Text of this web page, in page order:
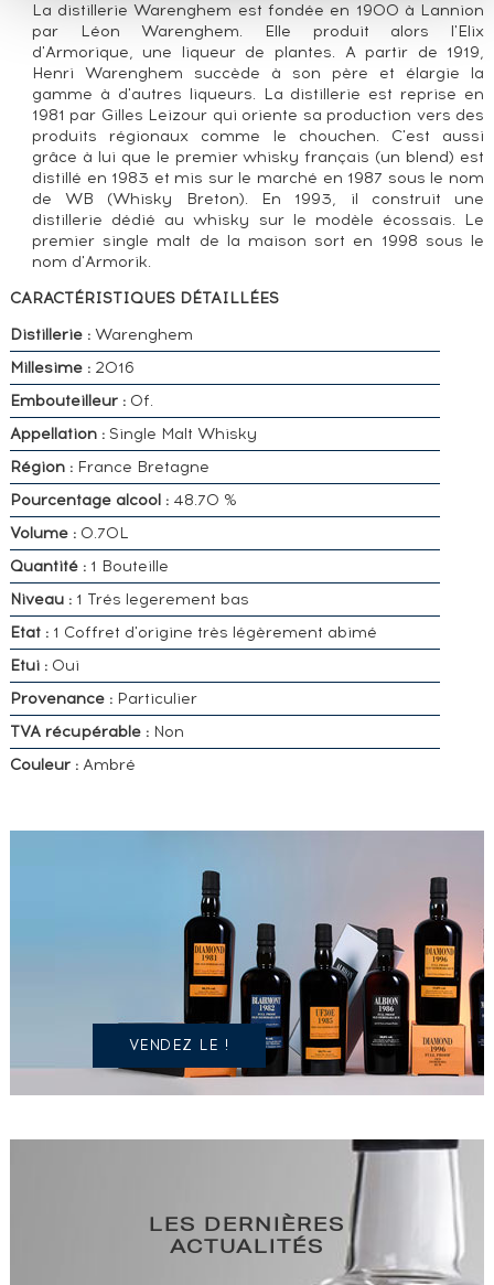
La distillerie Warenghem est fondée en 1900 à Lannion
par Léon Warenghem. Elle produit alors l'Elix
d'Armorique, une liqueur de plantes. A partir de 1919,
Henri Warenghem succède à son père et élargie la
gamme à d'autres liqueurs. La distillerie est reprise en
1981 par Gilles Leizour qui oriente sa production vers des
produits régionaux comme le chouchen. C'est aussi
grâce à lui que le premier whisky français (un blend) est
distillé en 1983 et mis sur le marché en 1987 sous le nom
de WB (Whisky Breton). En 1993, il construit une
distillerie dédié au whisky sur le modèle écossais. Le
premier single malt de la maison sort en 1998 sous le
nom d'Armorik.
CARACTÉRISTIQUES DÉTAILLÉES
Distillerie :Warenghem
Millesime :2016
Embouteilleur :Of.
Appellation :Single Malt Whisky
Région : France Bretagne
Pourcentage alcool :48.70 %
Volume : 0.70L
Quantité :1 Bouteille
Niveau :1 Trés legerement bas
Etat :1 Coffret d'origine très légèrement abimé
Etui :Oui
Provenance :Particulier
TVA récupérable :Non
Couleur :Ambré
POSSÉDEZ
SPIRITUEUX
IDENTIQUE
VENDEZ LE !
LES DERNIÈRES
ACTUALITÉS